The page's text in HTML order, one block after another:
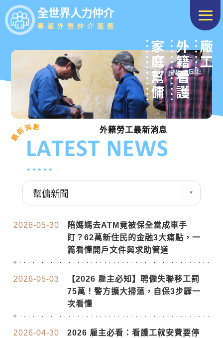
全世界人力仲介
專業外勞仲介服務
外籍勞工最新消息
2026-05-30
陪媽媽去ATM竟被保全當成車手
盯？62萬新住民的金融3大痛點，一
篇看懂開戶文件與求助管道
2026-05-03
【2026 雇主必知】聘僱失聯移工罰
75萬！警方擴大掃蕩，自保3步驟一
次看懂
2026-04-30
2026 雇主必看：看護工就安費要停